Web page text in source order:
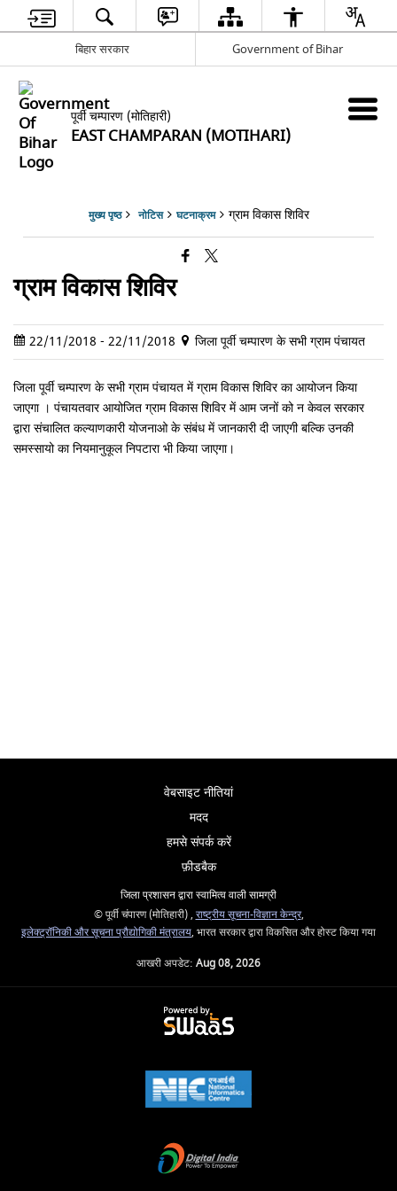
बिहार सरकार Government of Bihar
पूर्वी चम्पारण (मोतिहारी)
EAST CHAMPARAN (MOTIHARI)
मुख्य पृष्ठ नोटिस घटनाक्रम ग्राम विकास शिविर
ग्राम विकास शिविर
22/11/2018 - 22/11/2018 जिला पूर्वी चम्पारण के सभी ग्राम पंचायत
जिला पूर्वी चम्पारण के सभी ग्राम पंचायत में ग्राम विकास शिविर का आयोजन किया
जाएगा । पंचायतवार आयोजित ग्राम विकास शिविर में आम जनों को न केवल सरकार
द्वारा संचालित कल्याणकारी योजनाओ के संबंध में जानकारी दी जाएगी बल्कि उनकी
समस्सायो का नियमानुकूल निपटारा भी किया जाएगा।
वेबसाइट नीतियां
मदद
हमसे संपर्क करें
फ़ीडबैक
जिला प्रशासन द्वारा स्वामित्व वाली सामग्री
© पूर्वी चंपारण (मोतिहारी) , राष्ट्रीय सूचना-विज्ञान केन्द्र,
इलेक्‍ट्रॉनिकी और सूचना प्रौद्योगिकी मंत्रालय, भारत सरकार द्वारा विकसित और होस्ट किया गया
आखरी अपडेट: Aug 08, 2026